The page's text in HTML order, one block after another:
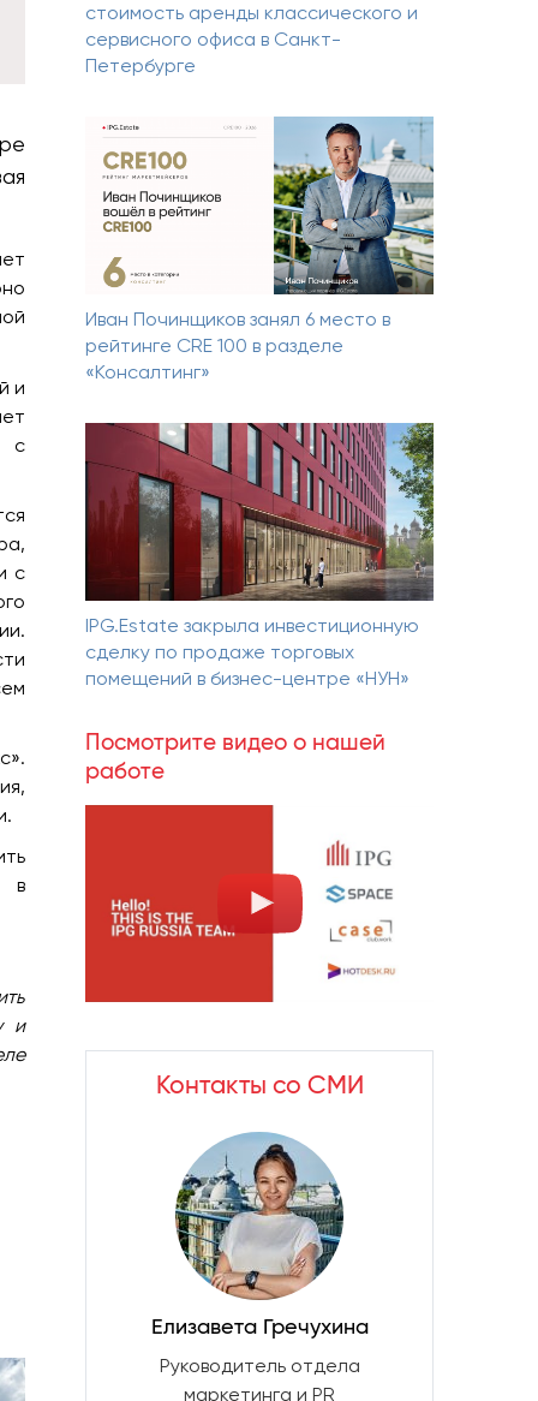
и
с
с
в
и
стоимость аренды классического и
сервисного офиса в Санкт-
Петербурге
Иван Починщиков занял 6 место в
рейтинге CRE 100 в разделе
«Консалтинг»
IPG.Estate закрыла инвестиционную
сделку по продаже торговых
помещений в бизнес-центре «НУН»
Посмотрите видео о нашей
работе
Контакты со СМИ
Елизавета Гречухина
Руководитель отдела
маркетинга и PR